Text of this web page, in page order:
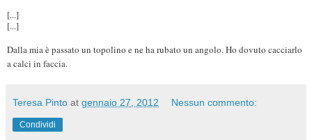
[...]
[...]
Dalla mia è passato un topolino e ne ha rubato un angolo. Ho dovuto cacciarlo
a calci in faccia.
Teresa Pinto at gennaio 27, 2012 Nessun commento:
Condividi